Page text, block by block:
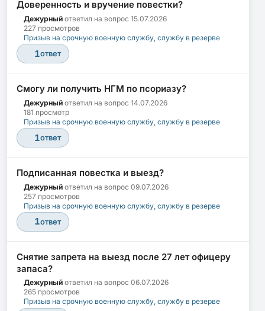
Доверенность и вручение повестки?
Дежурный ответил на вопрос 15.07.2026
227 просмотров
Призыв на срочную военную службу, службу в резерве
1ответ
Смогу ли получить НГМ по псориазу?
Дежурный ответил на вопрос 14.07.2026
181 просмотр
Призыв на срочную военную службу, службу в резерве
1ответ
Подписанная повестка и выезд?
Дежурный ответил на вопрос 09.07.2026
257 просмотров
Призыв на срочную военную службу, службу в резерве
1ответ
Снятие запрета на выезд после 27 лет офицеру
запаса?
Дежурный ответил на вопрос 06.07.2026
265 просмотров
Призыв на срочную военную службу, службу в резерве